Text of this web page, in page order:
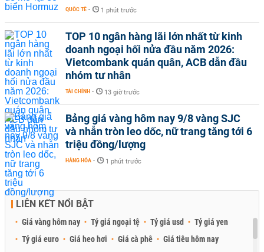
QUỐC TẾ - 1 phút trước
TOP 10 ngân hàng lãi lớn nhất từ kinh
doanh ngoại hối nửa đầu năm 2026:
Vietcombank quán quân, ACB dẫn đầu
nhóm tư nhân
TÀI CHÍNH - 13 giờ trước
Bảng giá vàng hôm nay 9/8 vàng SJC
và nhẫn tròn leo dốc, nữ trang tăng tới 6
triệu đồng/lượng
HÀNG HÓA - 1 phút trước
LIÊN KẾT NỔI BẬT
Giá vàng hôm nay Tỷ giá ngoại tệ Tỷ giá usd
Tỷ giá yen
Tỷ giá euro
Giá heo hơi Giá cà phê
Giá tiêu hôm nay